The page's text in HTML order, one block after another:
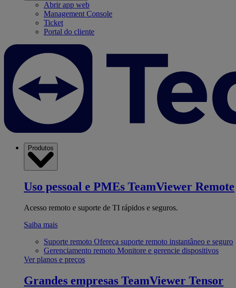
Abrir app web
Management Console
Ticket
Portal do cliente
Produtos
Uso pessoal e PMEs TeamViewer Remote
Acesso remoto e suporte de TI rápidos e seguros.
Saiba mais
Suporte remoto Ofereça suporte remoto instantâneo e seguro
Gerenciamento remoto Monitore e gerencie dispositivos
Ver planos e preços
Grandes empresas TeamViewer Tensor